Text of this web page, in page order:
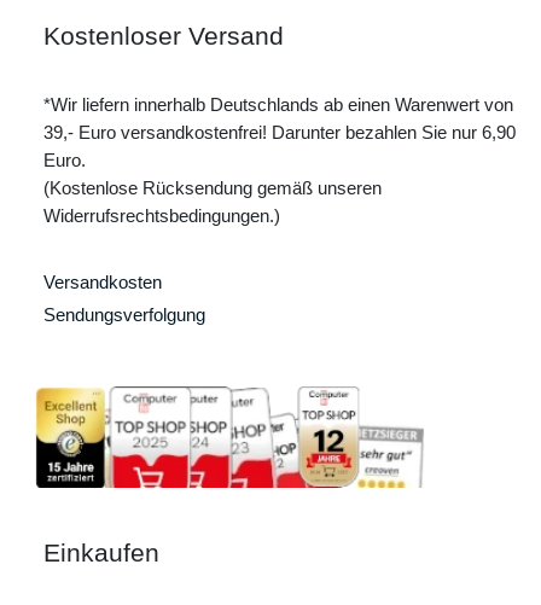
Kostenloser Versand
*Wir liefern innerhalb Deutschlands ab einen Warenwert von
39,- Euro versandkostenfrei! Darunter bezahlen Sie nur 6,90
Euro.
(Kostenlose Rücksendung gemäß unseren
Widerrufsrechtsbedingungen.)
Versandkosten
Sendungsverfolgung
Einkaufen